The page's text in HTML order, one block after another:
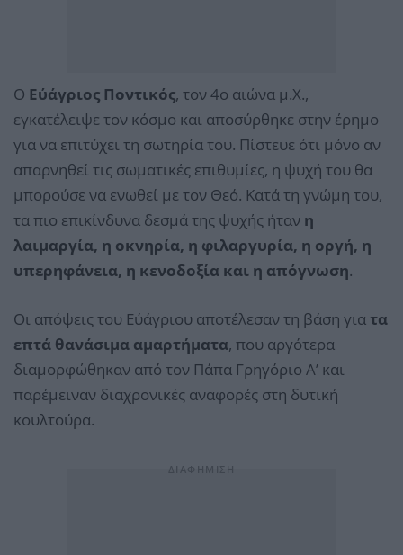
Ο Εύάγριος Ποντικός, τον 4ο αιώνα μ.Χ.,
εγκατέλειψε τον κόσμο και αποσύρθηκε στην έρημο
για να επιτύχει τη σωτηρία του. Πίστευε ότι μόνο αν
απαρνηθεί τις σωματικές επιθυμίες, η ψυχή του θα
μπορούσε να ενωθεί με τον Θεό. Κατά τη γνώμη του,
τα πιο επικίνδυνα δεσμά της ψυχής ήταν η
λαιμαργία, η οκνηρία, η φιλαργυρία, η οργή, η
υπερηφάνεια, η κενοδοξία και η απόγνωση.
Οι απόψεις του Εύάγριου αποτέλεσαν τη βάση γιατα
επτά θανάσιμα αμαρτήματα, που αργότερα
διαμορφώθηκαν από τον Πάπα Γρηγόριο Α’ και
παρέμειναν διαχρονικές αναφορές στη δυτική
κουλτούρα.